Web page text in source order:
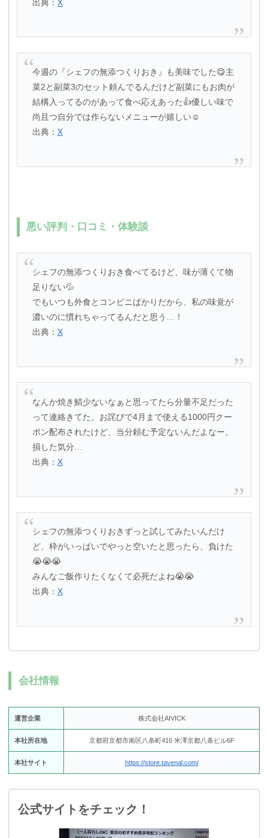
出典： X
今週の『シェフの無添つくりおき』も美味でした😋主
菜2と副菜3のセット頼んでるんだけど副菜にもお肉が
結構入ってるのがあって食べ応えあった👍優しい味で
尚且つ自分では作らないメニューが嬉しい☺️
出典： X
悪い評判・口コミ・体験談
シェフの無添つくりおき食べてるけど、味が薄くて物
足りない💦
でもいつも外食とコンビニばかりだから、私の味覚が
濃いのに慣れちゃってるんだと思う…！
出典： X
なんか焼き鯖少ないなぁと思ってたら分量不足だった
って連絡きてた。お詫びで4月まで使える1000円クー
ポン配布されたけど、当分頼む予定ないんだよなー。
損した気分…
出典： X
シェフの無添つくりおきずっと試してみたいんだけ
ど、枠がいっぱいでやっと空いたと思ったら、負けた
😭😭😭
みんなご飯作りたくなくて必死だよね😭😭
出典： X
会社情報
運営企業 株式会社AIVICK
本社所在地 京都府京都市南区八条町416 米澤京都八条ビル6F
本社サイト https://store.tavenal.com/
公式サイトをチェック！